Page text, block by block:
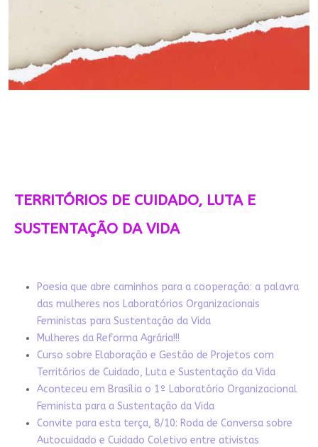
TERRITÓRIOS DE CUIDADO, LUTA E
SUSTENTAÇÃO DA VIDA
Poesia que abre caminhos para a cooperação: a palavra
das mulheres nos Laboratórios Organizacionais
Feministas para Sustentação da Vida
Mulheres da Reforma Agrária!!!
Curso sobre Elaboração e Gestão de Projetos com
Territórios de Cuidado, Luta e Sustentação da Vida
Aconteceu em Brasília o 1º Laboratório Organizacional
Feminista para a Sustentação da Vida
Convite para esta terça, 8/10: Roda de Conversa sobre
Autocuidado e Cuidado Coletivo entre ativistas